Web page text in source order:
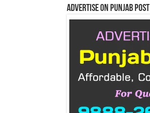
Advertise on Punjab Post